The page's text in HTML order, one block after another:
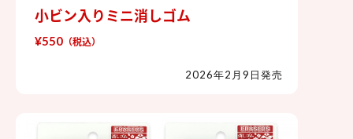
小ビン入りミニ消しゴム
小ビン入りミニ消しゴム
¥550 （税込）
2026年2月9日発売